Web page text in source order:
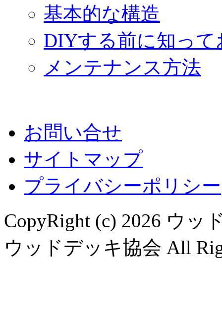
基本的な構造
DIYする前に知って
メンテナンス方法
お問い合せ
サイトマップ
プライバシーポリシー
CopyRight (c) 2026 ウッ
ウッドデッキ協会 All